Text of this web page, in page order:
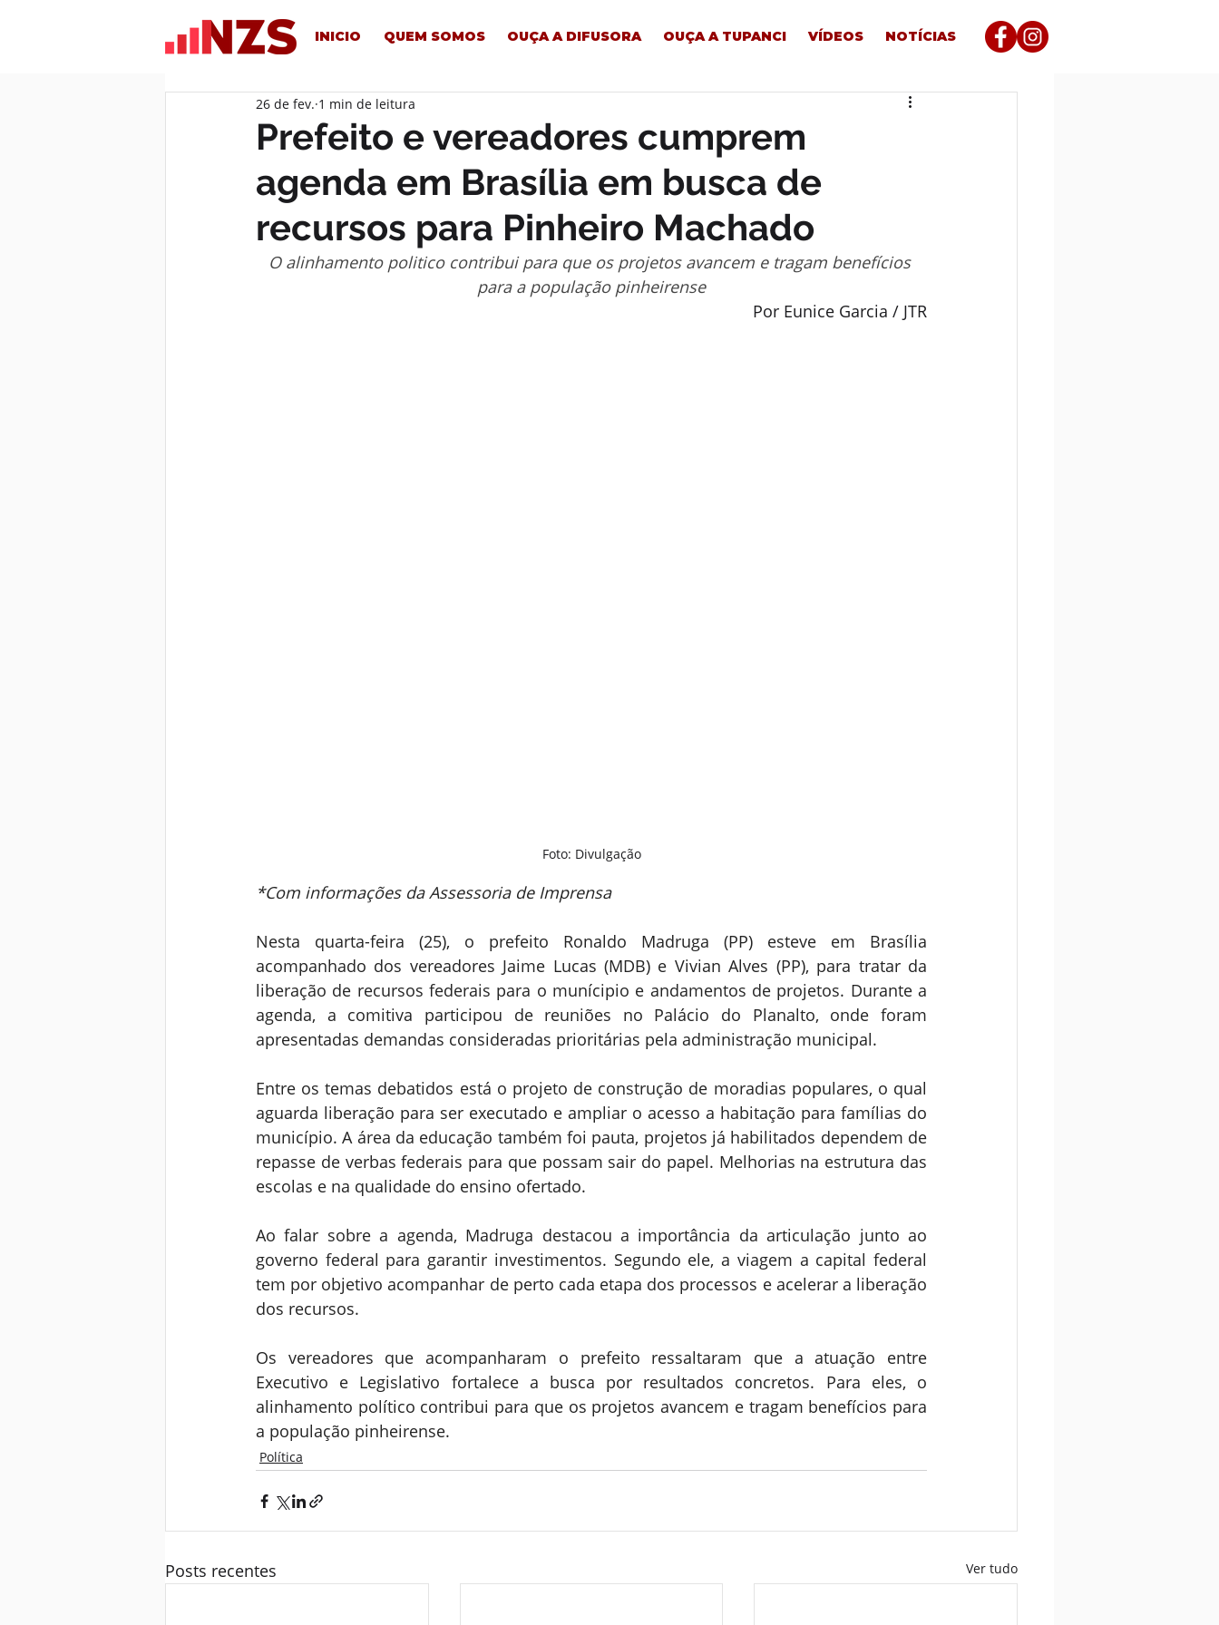
INICIO QUEM SOMOS OUÇA A DIFUSORA OUÇA A TUPANCI VÍDEOS NOTÍCIAS
Prefeito e vereadores cumprem
agenda em Brasília em busca de
recursos para Pinheiro Machado
26 de fev. 1 min de leitura
O alinhamento politico contribui para que os projetos avancem e tragam benefícios
para a população pinheirense
Por Eunice Garcia / JTR
Foto: Divulgação
*Com informações da Assessoria de Imprensa
Nesta quarta-feira (25), o prefeito Ronaldo Madruga (PP) esteve em Brasília
acompanhado dos vereadores Jaime Lucas (MDB) e Vivian Alves (PP), para tratar da
liberação de recursos federais para o munícipio e andamentos de projetos. Durante a
agenda, a comitiva participou de reuniões no Palácio do Planalto, onde foram
apresentadas demandas consideradas prioritárias pela administração municipal.
Entre os temas debatidos está o projeto de construção de moradias populares, o qual
aguarda liberação para ser executado e ampliar o acesso a habitação para famílias do
município. A área da educação também foi pauta, projetos já habilitados dependem de
repasse de verbas federais para que possam sair do papel. Melhorias na estrutura das
escolas e na qualidade do ensino ofertado.
Ao falar sobre a agenda, Madruga destacou a importância da articulação junto ao
governo federal para garantir investimentos. Segundo ele, a viagem a capital federal
tem por objetivo acompanhar de perto cada etapa dos processos e acelerar a liberação
dos recursos.
Os vereadores que acompanharam o prefeito ressaltaram que a atuação entre
Executivo e Legislativo fortalece a busca por resultados concretos. Para eles, o
alinhamento político contribui para que os projetos avancem e tragam benefícios para
a população pinheirense.
Política
Posts recentes Ver tudo